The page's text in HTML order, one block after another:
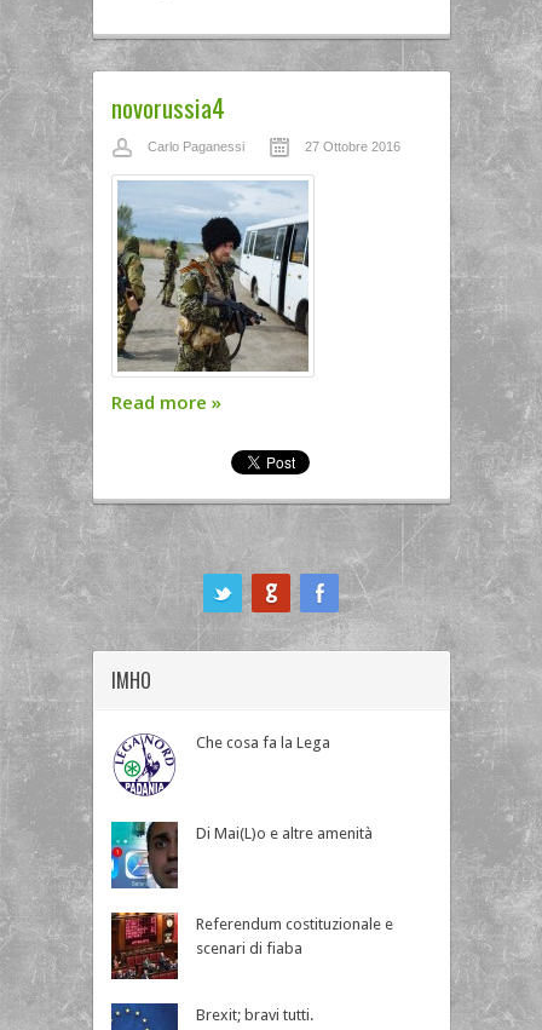
novorussia4
Carlo Paganessi 27 Ottobre 2016
Read more »
IMHO
Che cosa fa la Lega
Di Mai(L)o e altre amenità
Referendum costituzionale e
scenari di fiaba
Brexit; bravi tutti.